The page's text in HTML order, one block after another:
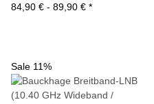
84,90 € - 89,90 € *
Sale 11%